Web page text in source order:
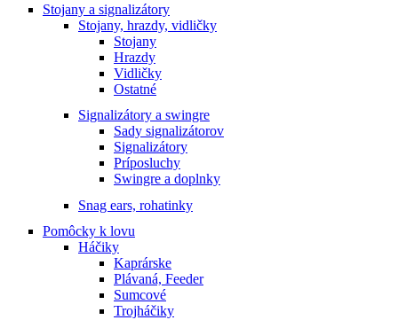
Stojany a signalizátory
Stojany, hrazdy, vidličky
Stojany
Hrazdy
Vidličky
Ostatné
Signalizátory a swingre
Sady signalizátorov
Signalizátory
Príposluchy
Swingre a doplnky
Snag ears, rohatinky
Pomôcky k lovu
Háčiky
Kaprárske
Plávaná, Feeder
Sumcové
Trojháčiky